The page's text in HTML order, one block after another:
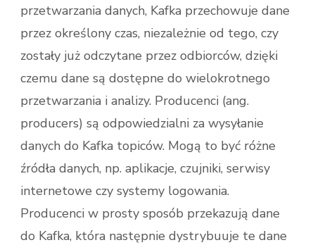
przetwarzania danych, Kafka przechowuje dane
przez określony czas, niezależnie od tego, czy
zostały już odczytane przez odbiorców, dzięki
czemu dane są dostępne do wielokrotnego
przetwarzania i analizy. Producenci (ang.
producers) są odpowiedzialni za wysyłanie
danych do Kafka topiców. Mogą to być różne
źródła danych, np. aplikacje, czujniki, serwisy
internetowe czy systemy logowania.
Producenci w prosty sposób przekazują dane
do Kafka, która następnie dystrybuuje te dane